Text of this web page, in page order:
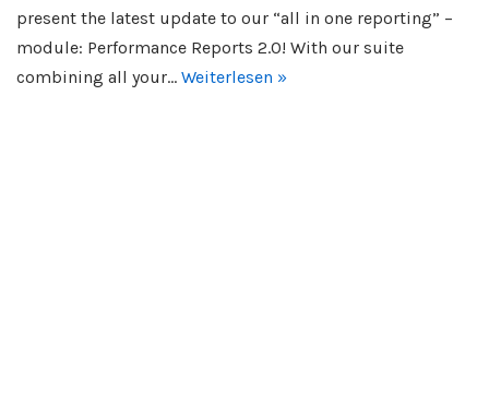
present the latest update to our “all in one reporting” –
module: Performance Reports 2.0! With our suite
combining all your… Weiterlesen »